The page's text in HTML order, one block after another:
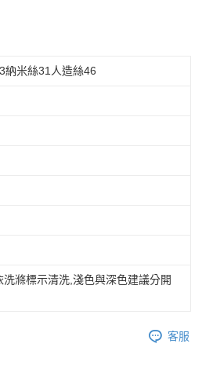
納米絲31人造絲46
洗滌標示清洗,淺色與深色建議分開
客服